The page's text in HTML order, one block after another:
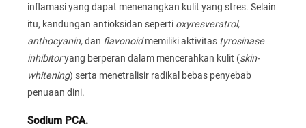
inflamasi yang dapat menenangkan kulit yang stres. Selain
itu, kandungan antioksidan seperti oxyresveratrol,
anthocyanin,dan flavonoidmemiliki aktivitas tyrosinase
inhibitoryang berperan dalam mencerahkan kulit (skin-
whitening) serta menetralisir radikal bebas penyebab
penuaan dini.
Sodium PCA.